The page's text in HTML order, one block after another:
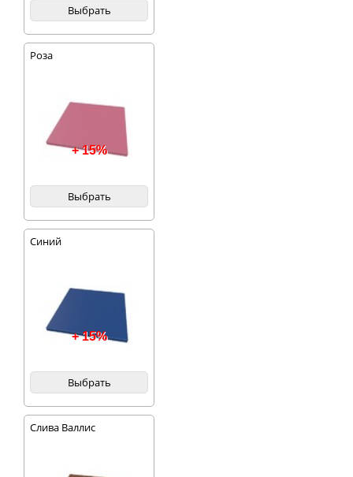
Выбрать
Роза
+ 15%
Выбрать
Синий
+ 15%
Выбрать
Слива Валлис